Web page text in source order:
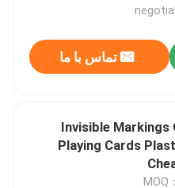
تماس با ما
Invisible Markings
Playing Cards
MOQ